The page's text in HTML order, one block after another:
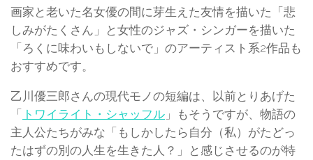
画家と老いた名女優の間に芽生えた友情を描いた「悲
しみがたくさん」と女性のジャズ・シンガーを描いた
「ろくに味わいもしないで」のアーティスト系2作品も
おすすめです。
乙川優三郎さんの現代モノの短編は、以前とりあげた
「 トワイライト・シャッフル 」もそうですが、物語の
主人公たちがみな「もしかしたら自分（私）がたどっ
たはずの別の人生を生きた人？」と感じさせるのが特